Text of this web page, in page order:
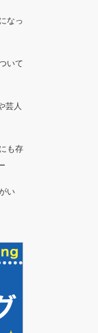
なっ
いて
芸人
も存
い